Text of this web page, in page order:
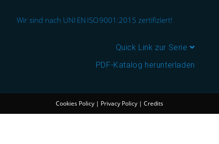
Wir sind nach UNI EN ISO 9001:2015 zertifiziert!
Quick Link zur Serie
PDF-Katalog herunterladen
Cookies Policy | Privacy Policy | Credits